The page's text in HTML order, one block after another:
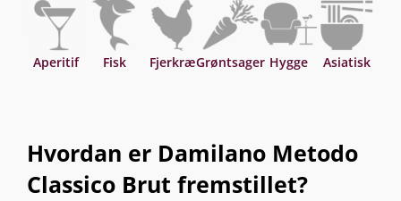
Aperitif Fisk FjerkræGrøntsager Hygge Asiatisk
Hvordan er Damilano Metodo
Classico Brut fremstillet?